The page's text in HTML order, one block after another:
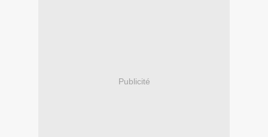
Publicité